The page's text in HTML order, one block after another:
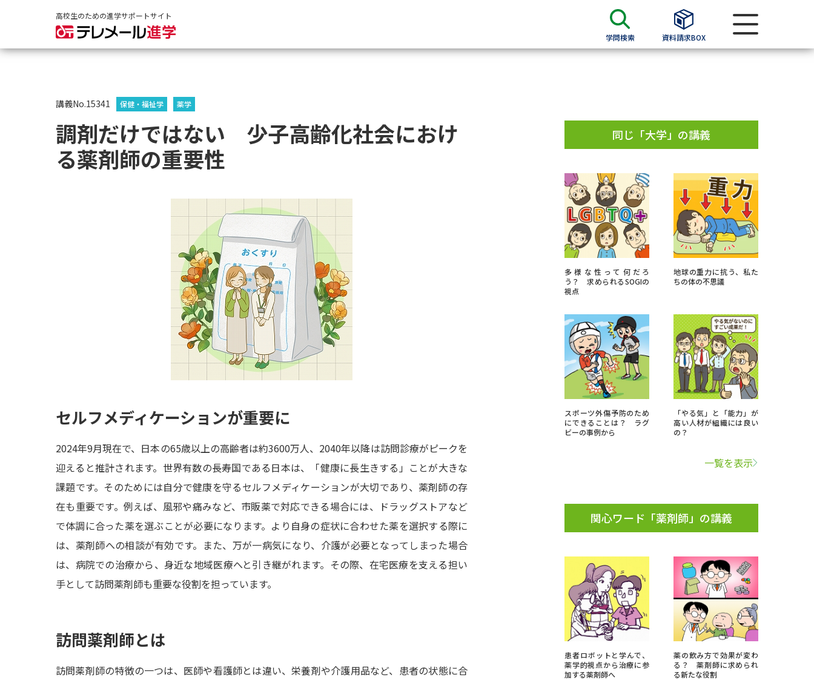
高校生のための進学サポートサイト
学問検索 資料請求BOX
大学・短大の資料種類から請求
大学パンフ
学部・学科パンフ
大学入学共通テスト利用選抜の募集要項＆願書
過去問題集
留学・進学関連、塾・予備校
大学入学共通テスト「受験上の配慮案内」の請求
小学校教員資格認定試験
大学検索
大学で学べる内容や特徴を調べる
新増設大学・学部・学科特集
データサイエンス特集
進路の３択
新学年スタート号特集ページ（高3生用）
新学年スタート号特集ページ（高2生用）
SELFBRAND特集ページ
実施プログラムから探す
講義No.15341 保健・福祉学 薬学
調剤だけではない 少子高齢化社会におけ
る薬剤師の重要性
セルフメディケーションが重要に
2024年9月現在で、日本の65歳以上の高齢者は約3600万人、2040年以降は訪問診療がピークを
迎えると推計されます。世界有数の長寿国である日本は、「健康に長生きする」ことが大きな
課題です。そのためには自分で健康を守るセルフメディケーションが大切であり、薬剤師の存
在も重要です。例えば、風邪や痛みなど、市販薬で対応できる場合には、ドラッグストアなど
で体調に合った薬を選ぶことが必要になります。より自身の症状に合わせた薬を選択する際に
は、薬剤師への相談が有効です。また、万が一病気になり、介護が必要となってしまった場合
は、病院での治療から、身近な地域医療へと引き継がれます。その際、在宅医療を支える担い
手として訪問薬剤師も重要な役割を担っています。
訪問薬剤師とは
訪問薬剤師の特徴の一つは、医師や看護師とは違い、栄養剤や介護用品など、患者の状態に合
同じ「大学」の講義
多様な性って何だろ
う？ 求められるSOGIの
視点
地球の重力に抗う、私た
ちの体の不思議
スポーツ外傷予防のため
にできることは？ ラグ
ビーの事例から
「やる気」と「能力」が
高い人材が組織には良い
の？
一覧を表示
関心ワード「薬剤師」の講義
患者ロボットと学んで、
薬学的視点から治療に参
加する薬剤師へ
薬の飲み方で効果が変わ
る？ 薬剤師に求められ
る新たな役割